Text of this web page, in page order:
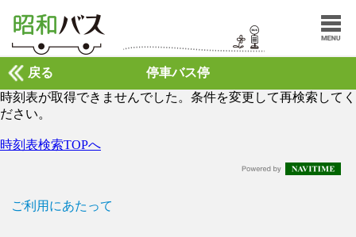
停車バス停
戻る
時刻表が取得できませんでした。条件を変更して再検索してく
ださい。
時刻表検索TOPへ
ご利用にあたって